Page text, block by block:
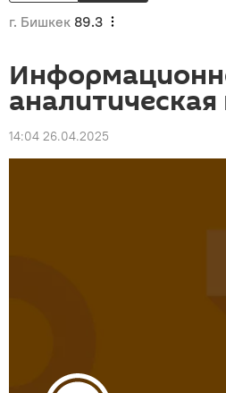
г. Бишкек 89.3
14:04 26.04.2025